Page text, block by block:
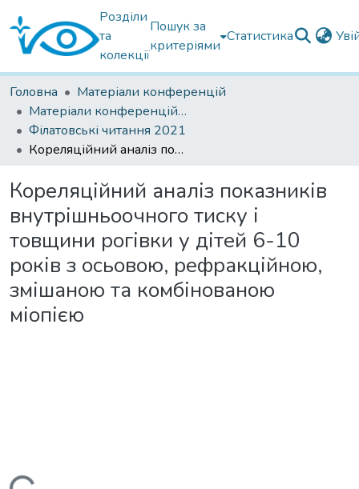
Розділи
та
колекції
Пошук за
критеріями
Статистика
Головна
Матеріали конференцій
Матеріали конференцій Інституту Філатова
Філатовські читання 2021
Кореляційний аналіз показників внутрішньоочного тиску і товщини рогівки у дітей 6-10 років з осьовою, рефракційною, змішаною та комбінованою міопією
Кореляційний аналіз показників
внутрішньоочного тиску і
товщини рогівки у дітей 6-10
років з осьовою, рефракційною,
змішаною та комбінованою
міопією